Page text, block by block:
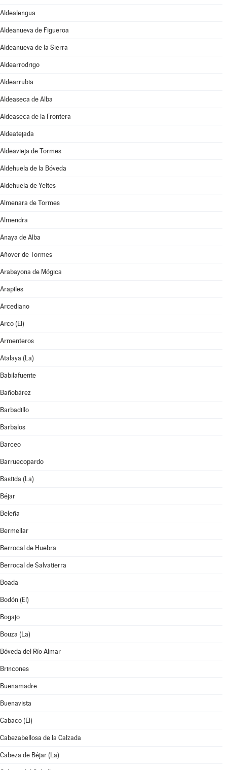
Aldealengua
Aldeanueva de Figueroa
Aldeanueva de la Sierra
Aldearrodrigo
Aldearrubia
Aldeaseca de Alba
Aldeaseca de la Frontera
Aldeatejada
Aldeavieja de Tormes
Aldehuela de la Bóveda
Aldehuela de Yeltes
Almenara de Tormes
Almendra
Anaya de Alba
Añover de Tormes
Arabayona de Mógica
Arapiles
Arcediano
Arco (El)
Armenteros
Atalaya (La)
Babilafuente
Bañobárez
Barbadillo
Barbalos
Barceo
Barruecopardo
Bastida (La)
Béjar
Beleña
Bermellar
Berrocal de Huebra
Berrocal de Salvatierra
Boada
Bodón (El)
Bogajo
Bouza (La)
Bóveda del Río Almar
Brincones
Buenamadre
Buenavista
Cabaco (El)
Cabezabellosa de la Calzada
Cabeza de Béjar (La)